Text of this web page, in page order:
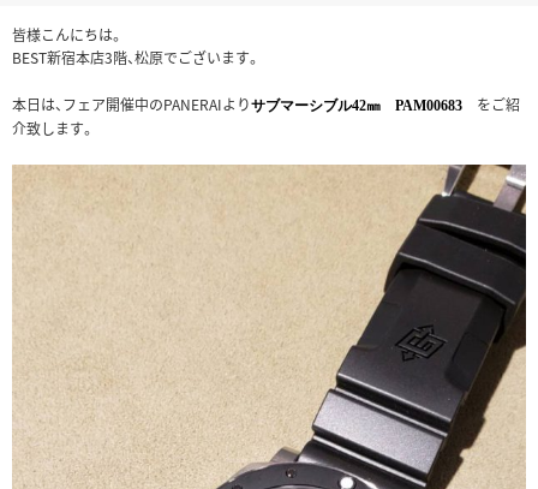
皆様こんにちは。
BEST新宿本店3階、松原でございます。
本日は、フェア開催中のPANERAIよりサブマーシブル42㎜ PAM00683
をご紹
介致します。